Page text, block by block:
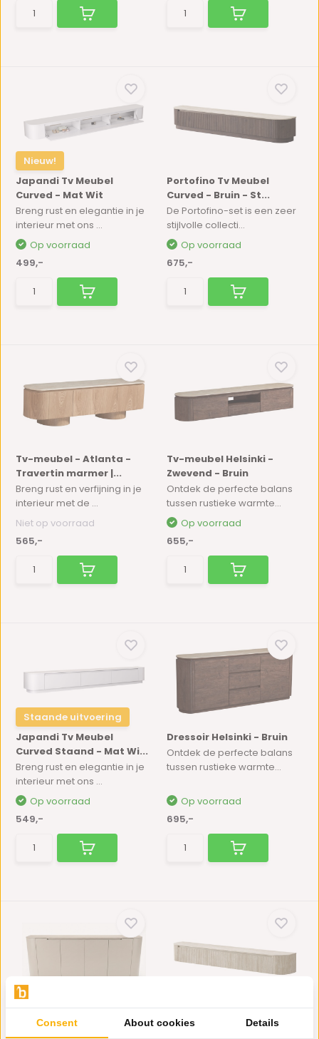
Nieuw!
Japandi Tv Meubel
Curved - Mat Wit
Breng rust en elegantie in je
interieur met ons ...
Op voorraad
499,-
Portofino Tv Meubel
Curved - Bruin - St...
De Portofino-set is een zeer
stijlvolle collecti...
Op voorraad
675,-
Tv-meubel - Atlanta -
Travertin marmer |...
Breng rust en verfijning in je
interieur met de ...
Niet op voorraad
565,-
Tv-meubel Helsinki -
Zwevend - Bruin
Ontdek de perfecte balans
tussen rustieke warmte...
Op voorraad
655,-
Staande uitvoering
Japandi Tv Meubel
Curved Staand - Mat Wi...
Breng rust en elegantie in je
interieur met ons ...
Op voorraad
549,-
Dressoir Helsinki - Bruin
Ontdek de perfecte balans
tussen rustieke warmte...
Op voorraad
695,-
Mat Beige - Keram...
- Beige
Consent About cookies Details